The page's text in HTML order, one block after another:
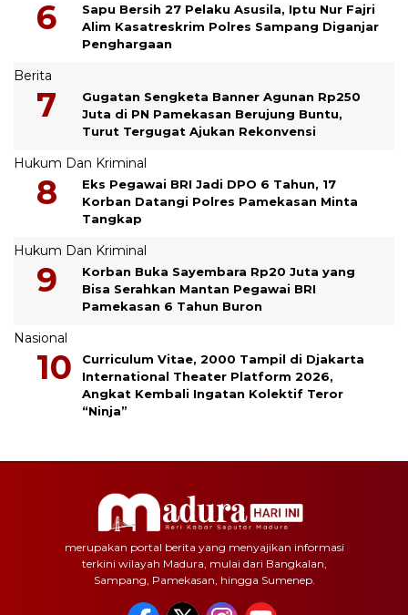
Sapu Bersih 27 Pelaku Asusila, Iptu Nur Fajri
Alim Kasatreskrim Polres Sampang Diganjar
Penghargaan
Berita
Gugatan Sengketa Banner Agunan Rp250
Juta di PN Pamekasan Berujung Buntu,
Turut Tergugat Ajukan Rekonvensi
Hukum Dan Kriminal
Eks Pegawai BRI Jadi DPO 6 Tahun, 17
Korban Datangi Polres Pamekasan Minta
Tangkap
Hukum Dan Kriminal
Korban Buka Sayembara Rp20 Juta yang
Bisa Serahkan Mantan Pegawai BRI
Pamekasan 6 Tahun Buron
Nasional
Curriculum Vitae, 2000 Tampil di Djakarta
International Theater Platform 2026,
Angkat Kembali Ingatan Kolektif Teror
“Ninja”
merupakan portal berita yang menyajikan informasi
terkini wilayah Madura, mulai dari Bangkalan,
Sampang, Pamekasan, hingga Sumenep.